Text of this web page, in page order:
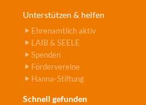
Unterstützen & helfen
Ehrenamtlich aktiv
LAIB & SEELE
Spenden
Fördervereine
Hanna-Stiftung
Schnell gefunden